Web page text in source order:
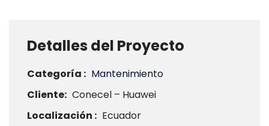
Detalles del Proyecto
Categoría : Mantenimiento
Cliente: Conecel – Huawei
Localización : Ecuador